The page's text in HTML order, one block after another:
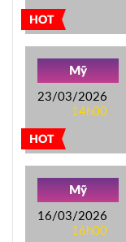
HOT
HOT
Mỹ
23/03/2026
14h00
Mỹ
16/03/2026
16h00